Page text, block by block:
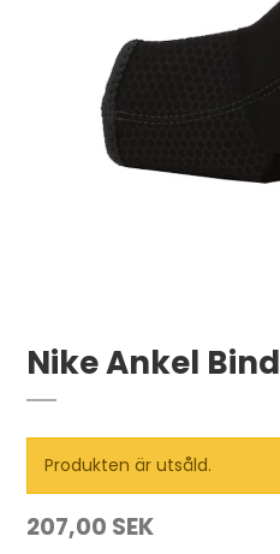
Nike Ankel Bind
Produkten är utsåld.
207,00 SEK